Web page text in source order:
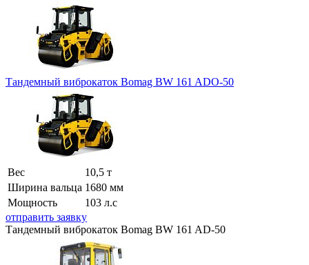
Тандемный виброкаток Bomag BW 161 ADO-50
Вес
10,5 т
Ширина вальца 1680 мм
Мощность
103 л.с
отправить заявку
Тандемный виброкаток Bomag BW 161 AD-50